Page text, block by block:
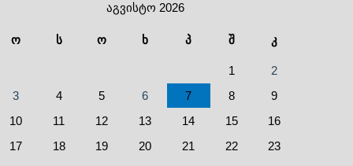
აგვისტო 2026
ო ს ო ხ პ შ კ
1
2
3
4 5 6 7 8
9
10
11 12 13 14 15
16
17
18 19 20 21 22
23